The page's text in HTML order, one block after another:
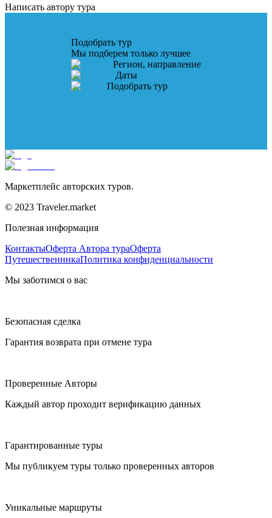
Написать автору тура
Подобрать тур
Мы подберем только лучшее
Регион, направление
Даты
Подобрать тур
Маркетплейс авторских туров.
© 2023 Traveler.market
Полезная информация
КонтактыОферта Автора тураОферта
ПутешественникаПолитика конфиденциальности
Мы заботимся о вас
Безопасная сделка
Гарантия возврата при отмене тура
Проверенные Авторы
Каждый автор проходит верификацию данных
Гарантированные туры
Мы публикуем туры только проверенных авторов
Уникальные маршруты